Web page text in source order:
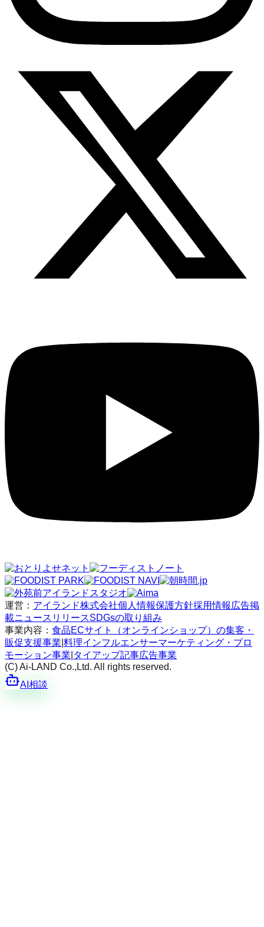
運営： アイランド株式会社個人情報保護方針採用情報 広告掲
載ニュースリリースSDGsの取り組み
事業内容： 食品ECサイト（オンラインショップ）の集客・
販促支援事業 料理インフルエンサーマーケティング・プロ
モーション事業 タイアップ記事広告事業
(C) Ai-LAND Co.,Ltd. All rights reserved.
AI相談